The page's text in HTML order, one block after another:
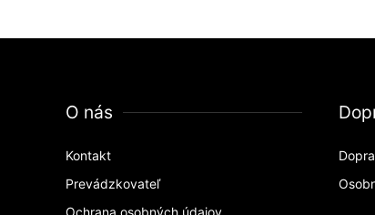
O nás
Kontakt
Prevádzkovateľ
Ochrana osobných údajov